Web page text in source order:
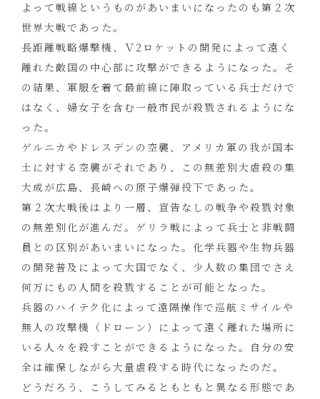
よって戦線というものがあいまいになったのも第２次
世界大戦であった。
長距離戦略爆撃機、Ｖ2ロケットの開発によって遠く
離れた敵国の中心部に攻撃ができるようになった。そ
の結果、軍服を着て最前線に陣取っている兵士だけで
はなく、婦女子を含む一般市民が殺戮されるようにな
った。
ゲルニカやドレスデンの空襲、アメリカ軍の我が国本
土に対する空襲がそれであり、この無差別大虐殺の集
大成が広島、長崎への原子爆弾投下であった。
第２次大戦後はより一層、宣告なしの戦争や殺戮対象
の無差別化が進んだ。ゲリラ戦によって兵士と非戦闘
員との区別があいまいになった。化学兵器や生物兵器
の開発普及によって大国でなく、少人数の集団でさえ
何万にもの人間を殺戮することが可能となった。
兵器のハイテク化によって遠隔操作で巡航ミサイルや
無人の攻撃機（ドローン）によって遠く離れた場所に
いる人々を殺すことができるようになった。自分の安
全は確保しながら大量虐殺する時代になったのだ。
どうだろう、こうしてみるともともと異なる形態であ